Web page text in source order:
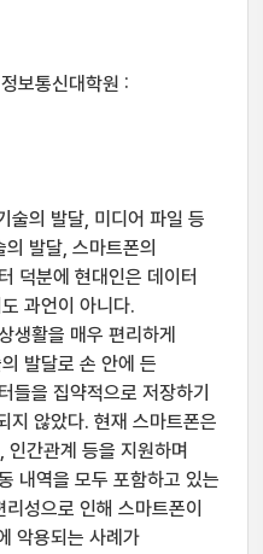
보통신대학원 :
술의 발달, 미디어 파일 등
발달, 스마트폰의
덕분에 현대인은 데이터
과언이 아니다.
생활을 매우 편리하게
발달로 손 안에 든
들을 집약적으로 저장하기
지 않았다. 현재 스마트폰은
간관계 등을 지원하며
내역을 모두 포함하고 있는
성으로 인해 스마트폰이
악용되는 사례가